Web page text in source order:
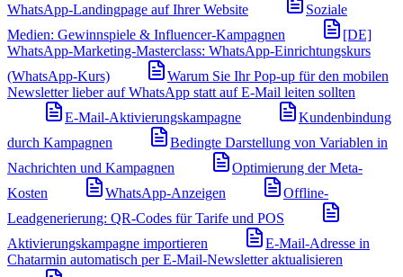
WhatsApp-Landingpage auf Ihrer Website
Soziale
Medien: Gewinnspiele & Influencer-Kampagnen
[DE]
WhatsApp-Marketing-Masterclass: WhatsApp-Einrichtungskurs
(WhatsApp-Kurs)
Warum Sie Ihr Pop-up für den mobilen
Newsletter lieber auf WhatsApp statt auf E-Mail leiten sollten
E-Mail-Aktivierungskampagne
Kundenbindung
durch Kampagnen
Bedingte Darstellung von Variablen in
Nachrichten und Kampagnen
Optimierung der Meta-
Kosten
WhatsApp-Anzeigen
Offline-
Leadgenerierung: QR-Codes für Tarife und POS
Aktivierungskampagne importieren
E-Mail-Adresse in
Chatarmin automatisch per E-Mail-Newsletter aktualisieren